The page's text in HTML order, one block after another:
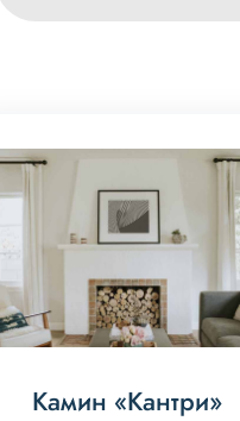
Камин «Кантри»